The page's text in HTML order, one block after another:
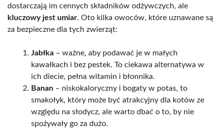
dostarczają im cennych składników odżywczych, ale
kluczowy jest umiar. Oto kilka owoców, które uznawane są
za bezpieczne dla tych zwierząt:
Jabłka – ważne, aby podawać je w małych
kawałkach i bez pestek. To ciekawa alternatywa w
ich diecie, pełna witamin i błonnika.
Banan – niskokaloryczny i bogaty w potas, to
smakołyk, który może być atrakcyjny dla kotów ze
względu na słodycz, ale warto dbać o to, by nie
spożywały go za dużo.